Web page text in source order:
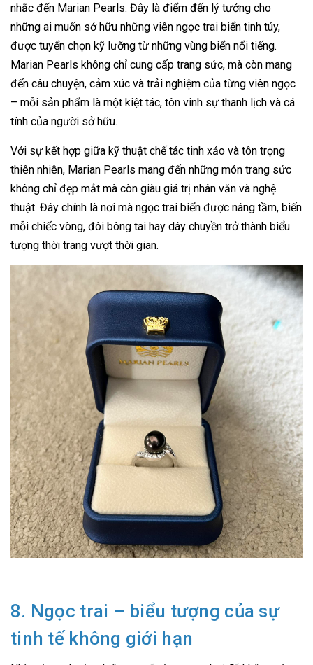
nhắc đến Marian Pearls. Đây là điểm đến lý tưởng cho
những ai muốn sở hữu những viên ngọc trai biển tinh túy,
được tuyển chọn kỹ lưỡng từ những vùng biển nổi tiếng.
Marian Pearls không chỉ cung cấp trang sức, mà còn mang
đến câu chuyện, cảm xúc và trải nghiệm của từng viên ngọc
– mỗi sản phẩm là một kiệt tác, tôn vinh sự thanh lịch và cá
tính của người sở hữu.
Với sự kết hợp giữa kỹ thuật chế tác tinh xảo và tôn trọng
thiên nhiên, Marian Pearls mang đến những món trang sức
không chỉ đẹp mắt mà còn giàu giá trị nhân văn và nghệ
thuật. Đây chính là nơi mà ngọc trai biển được nâng tầm, biến
mỗi chiếc vòng, đôi bông tai hay dây chuyền trở thành biểu
tượng thời trang vượt thời gian.
8. Ngọc trai – biểu tượng của sự
tinh tế không giới hạn